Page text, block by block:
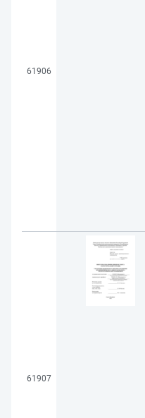
61906
61907